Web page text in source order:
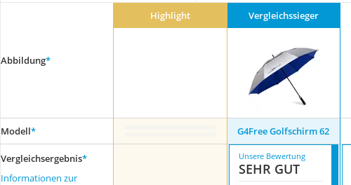
Sicherheitsweste Reiten
Abbildung*
Highlight Vergleichssieger
Modell* G4Free Golfschirm 62
Vergleichsergebnis*
Informationen zur
Unsere Bewertung
SEHR GUT